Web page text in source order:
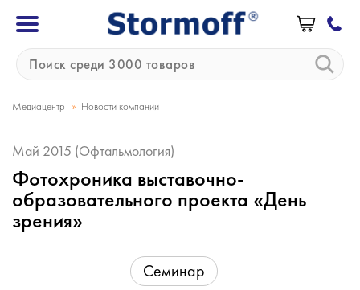
Медиацентр » Новости компании
Май 2015 (Офтальмология)
Фотохроника выставочно-
образовательного проекта «День
зрения»
Семинар